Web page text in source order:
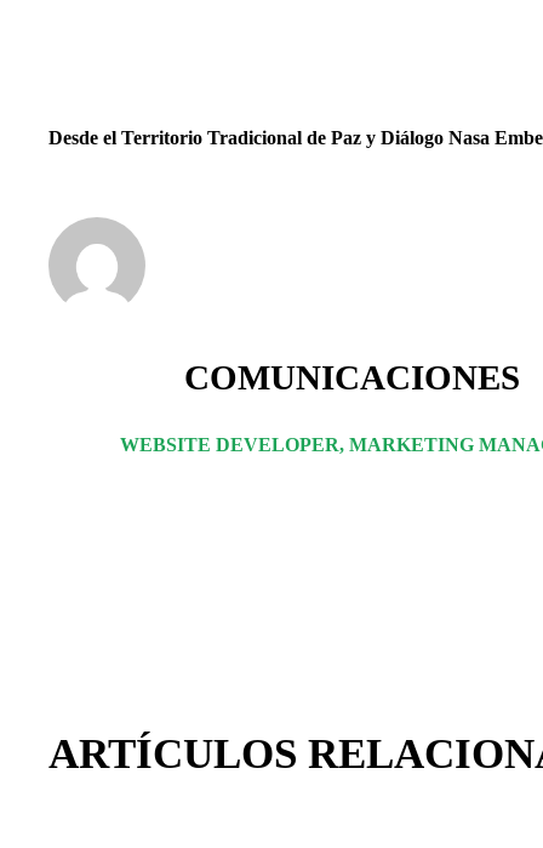
Desde el Territorio Tradicional de Paz y Diálogo Nasa
COMUNICACIONES
WEBSITE DEVELOPER, MARKETING
ARTÍCULOS